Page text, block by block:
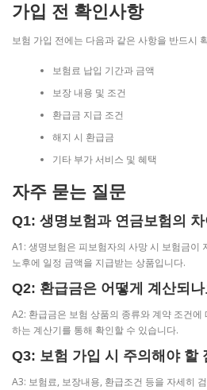
가입 전 확인사항
보험 가입 전에는 다음과 같은 사항을 반드시
보험료 납입 기간과 금액
보장 내용 및 조건
환급금 지급 조건
해지 시 환급금
기타 부가 서비스 및 혜택
자주 묻는 질문
Q1: 생명보험과 연금보험의
A1: 생명보험은 피보험자의 사망 시 보험금이
노후에 일정 금액을 지급받는 상품입니다.
Q2: 환급금은 어떻게 계산되
A2: 환급금은 보험 상품의 종류와 계약 조건에
하는 계산기를 통해 확인할 수 있습니다.
Q3: 보험 가입 시 주의해야 할
A3: 보험료, 보장내용, 환급조건 등을 자세히